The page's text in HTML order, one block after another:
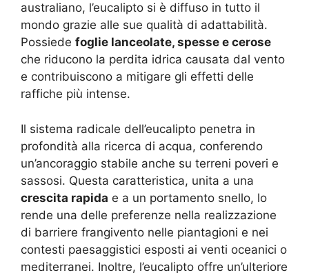
australiano, l’eucalipto si è diffuso in tutto il
mondo grazie alle sue qualità di adattabilità.
Possiede foglie lanceolate, spesse e cerose
che riducono la perdita idrica causata dal vento
e contribuiscono a mitigare gli effetti delle
raffiche più intense.
Il sistema radicale dell’eucalipto penetra in
profondità alla ricerca di acqua, conferendo
un’ancoraggio stabile anche su terreni poveri e
sassosi. Questa caratteristica, unita a una
crescita rapida e a un portamento snello, lo
rende una delle preferenze nella realizzazione
di barriere frangivento nelle piantagioni e nei
contesti paesaggistici esposti ai venti oceanici o
mediterranei. Inoltre, l’eucalipto offre un’ulteriore